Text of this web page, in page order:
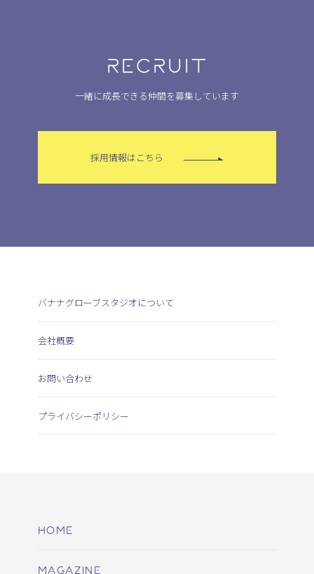
RECRUIT
一緒に成長できる仲間を募集しています
採用情報はこちら
バナナグローブスタジオについて
会社概要
お問い合わせ
プライバシーポリシー
HOME
MAGAZINE